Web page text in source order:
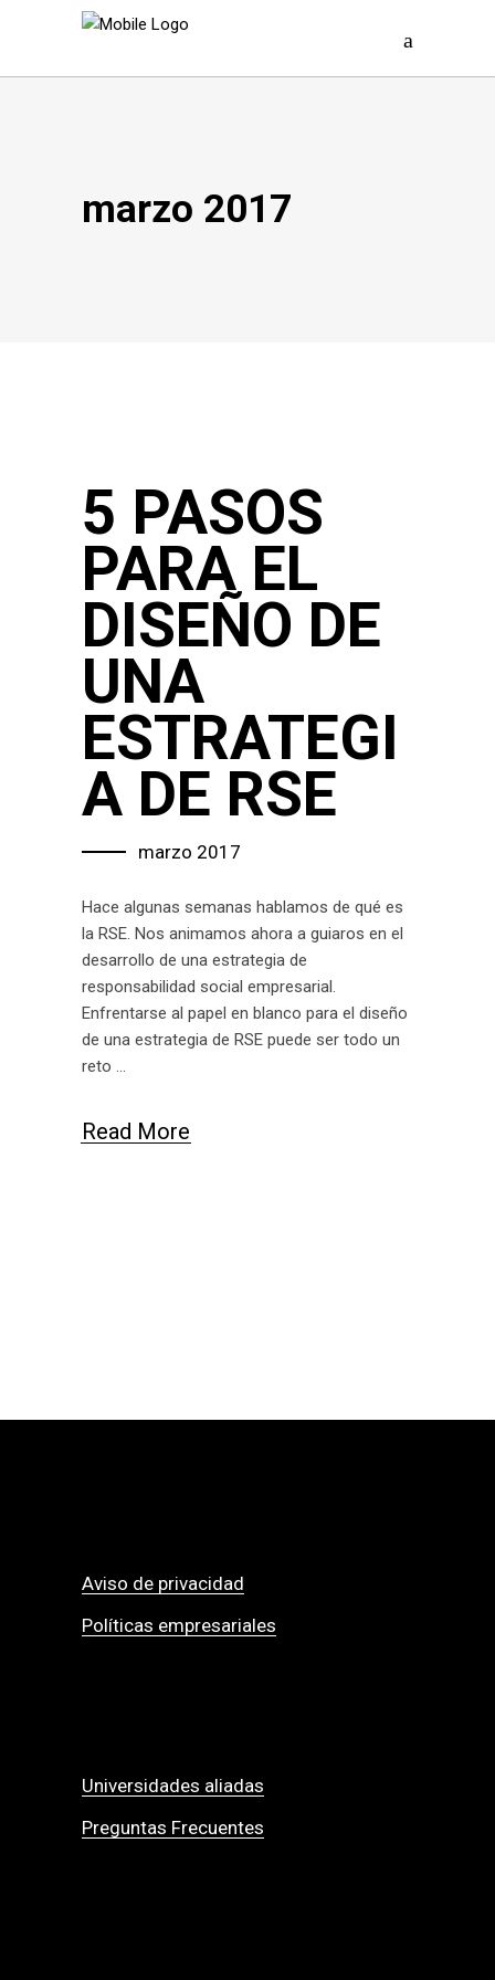
marzo 2017
5 PASOS
PARA EL
DISEÑO DE
UNA
ESTRATEGI
A DE RSE
marzo 2017
Hace algunas semanas hablamos de qué es
la RSE. Nos animamos ahora a guiaros en el
desarrollo de una estrategia de
responsabilidad social empresarial.
Enfrentarse al papel en blanco para el diseño
de una estrategia de RSE puede ser todo un
reto
Read More
Aviso de privacidad
Políticas empresariales
Universidades aliadas
Preguntas Frecuentes